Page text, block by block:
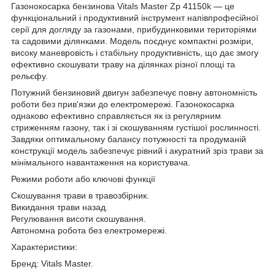
Газонокосарка бензинова Vitals Master Zp 41150k — це
функціональний і продуктивний інструмент напівпрофесійної
серії для догляду за газонами, прибудинковими територіями
та садовими ділянками. Модель поєднує компактні розміри,
високу маневровість і стабільну продуктивність, що дає змогу
ефективно скошувати траву на ділянках різної площі та
рельєфу.
Потужний бензиновий двигун забезпечує повну автономність
роботи без прив'язки до електромережі. Газонокосарка
однаково ефективно справляється як із регулярним
стриженням газону, так і зі скошуванням густішої рослинності.
Завдяки оптимальному балансу потужності та продуманій
конструкції модель забезпечує рівний і акуратний зріз трави за
мінімального навантаження на користувача.
Режими роботи або ключові функції
Скошування трави в травозбірник.
Викидання трави назад.
Регулювання висоти скошування.
Автономна робота без електромережі.
Характеристики:
Бренд: Vitals Master.